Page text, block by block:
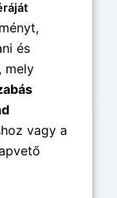
és
mely
vagy a